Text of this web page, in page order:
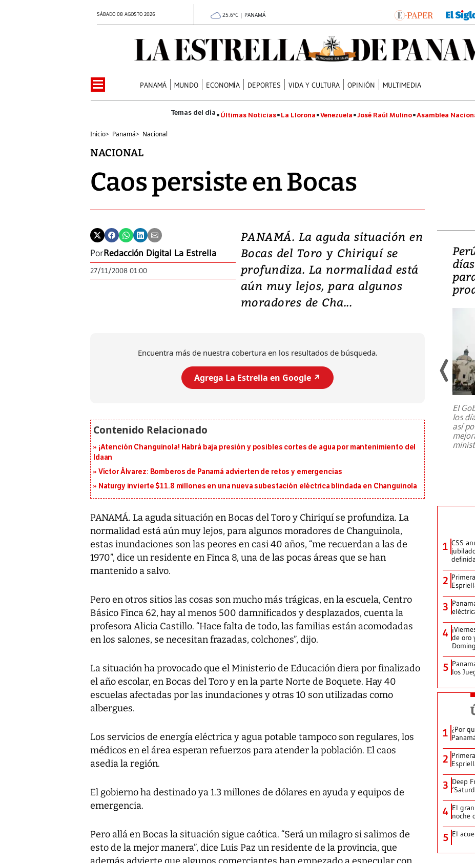
SÁBADO 08 AGOSTO 2026 25.6°C | PANAMÁ
PANAMÁ MUNDO ECONOMÍA DEPORTES VIDA Y CULTURA OPINIÓN MULTIMEDIA
Últimas Noticias La Llorona Venezuela José Raúl Mulino Asamblea
Inicio> Panamá> Nacional
NACIONAL
Caos persiste en Bocas
PorRedacción Digital La Estrella
27/11/2008 01:00
PANAMÁ. La aguda situación en
Bocas del Toro y Chiriquí se
profundiza. La normalidad está
aún muy lejos, para algunos
moradores de Cha...
Encuentra más de nuestra cobertura en los resultados de búsqueda.
Agrega La Estrella en Google ↗️
¡Atención Changuinola! Habrá baja presión y posibles cortes de agua por mantenimiento del
Idaan
Víctor Álvarez: Bomberos de Panamá advierten de retos y emergencias
Naturgy invierte $11.8 millones en una nueva subestación eléctrica blindada en Changuinola
PANAMÁ. La aguda situación en Bocas del Toro y Chiriquí se profundiza. La
normalidad está aún muy lejos, para algunos moradores de Changuinola,
estas inundaciones son las peores en casi 40 años, “me recuerdan a las de
1970”, dice un residente en Finca 8, una de las pocas áreas que se han
mantenido a salvo.
Pero en otros sitios las cosas son mucho más trágicas, en la escuela, Centro
Básico Finca 62, hay al menos 500 damnificados y desplazados, cuenta la
profesora Alicia Castillo. “Hace falta de todo, las familias están acomodadas
en los salones, se necesitan frazadas, colchones”, dijo.
La situación ha provocado que el Ministerio de Educación diera por finalizado
el año escolar, en Bocas del Toro y en la parte Norte de Boquete. Hay 40
escuelas afectadas por las inundaciones y otras 10 son utilizadas como
albergues.
Los servicios de energía eléctrica y agua potable tampoco son regulares, los
médicos en el área esperan refuerzos para atender la población. El caos
asedia la región.
El gobierno ha destinado ya 1.3 millones de dólares en ayuda y equipos de
emergencia.
Pero allá en Bocas la situación sigue caótica. “Será un milagro si salimos de
esto de la mejor manera”, dice Luis Paz un residente de la provincia, que
además advierte que algunos comerciantes han empezado a especular con
Video: Lula lanza su
candidatura con
promesas de inversión
en defensa, educación y
tierras raras
Entre recuerdos y escuetas
da Silva, oficializó este domingo su
El
los
así
1 CSS
2
3
4 de oro
5 los
1 ¿Por
2
3 Deep
4 El
noche
5 El